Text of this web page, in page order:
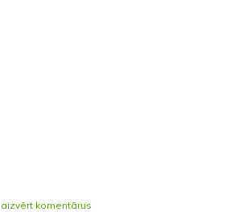
aizvērt komentārus